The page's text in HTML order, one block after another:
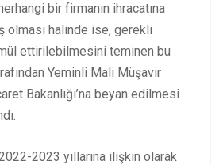
bir firmanın ihracatına
olması halinde ise, gerekli
ettirilebilmesini teminen bu
Yeminli Mali Müşavir
Bakanlığı’na beyan edilmesi
2023 yıllarına ilişkin olarak